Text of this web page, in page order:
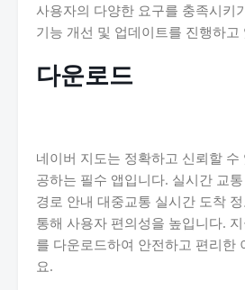
사용자의 다양한 요구를 충족시키
기능 개선 및 업데이트를 진행하고
다운로드
네이버 지도는 정확하고 신뢰할 수
공하는 필수 앱입니다. 실시간 교
경로 안내 대중교통 실시간 도착
통해 사용자 편의성을 높입니다.
를 다운로드하여 안전하고 편리한
요.